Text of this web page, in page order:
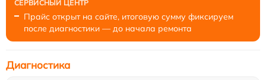
Прайс открыт на сайте, итоговую сумму фиксируем
после диагностики — до начала ремонта
Диагностика